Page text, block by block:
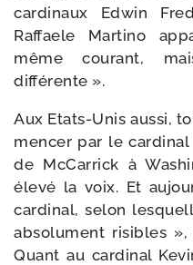
car­di­naux Edwin
Raffaele Martino
même cou­rant,
différente ».
Aux Etats-​Unis aus­si,
men­cer par le
de McCarrick à
éle­vé la voix. Et
car­di­nal, selon
abso­lu­ment risibles
Quant au car­di­nal